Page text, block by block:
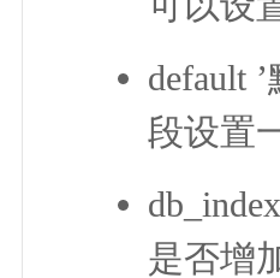
default
段设置
是否增